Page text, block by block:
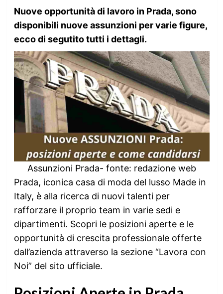
Nuove opportunità di lavoro in Prada, sono
disponibili nuove assunzioni per varie figure,
ecco di segutito tutti i dettagli.
Assunzioni Prada- fonte: redazione web
Prada, iconica casa di moda del lusso Made in
Italy, è alla ricerca di nuovi talenti per
rafforzare il proprio team in varie sedi e
dipartimenti. Scopri le posizioni aperte e le
opportunità di crescita professionale offerte
dall’azienda attraverso la sezione “Lavora con
Noi” del sito ufficiale.